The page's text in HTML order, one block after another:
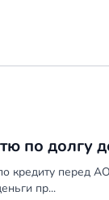
платить,
о
по долгу
кредиту перед
пр...